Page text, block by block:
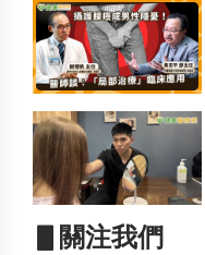
▋關注我們